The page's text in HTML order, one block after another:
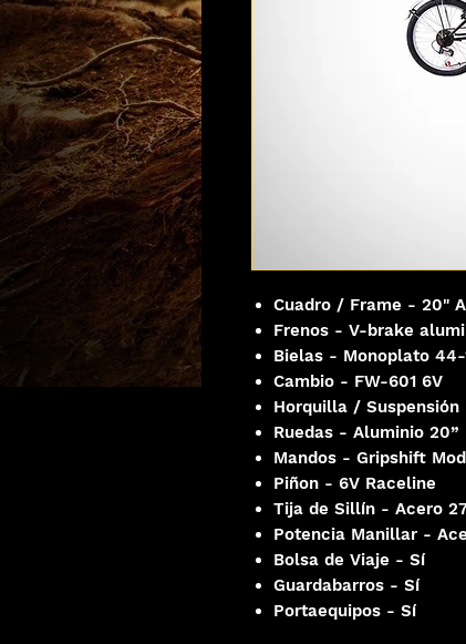
Cuadro / Frame - 20"
Frenos - V-brake
Bielas - Monoplato
Cambio - FW-601 6V
Horquilla /
Ruedas - Aluminio 20”
Mandos - Gripshift
Piñon - 6V Raceline
Tija de Sillín - Acero
Potencia Manillar -
Bolsa de Viaje - Sí
Guardabarros - Sí
Portaequipos - Sí